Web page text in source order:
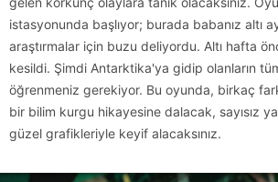
istasyonunda başlıyor; burada babanız altı
araştırmalar için buzu deliyordu. Altı hafta
kesildi. Şimdi Antarktika'ya gidip olanların
öğrenmeniz gerekiyor. Bu oyunda, birkaç
bir bilim kurgu hikayesine dalacak, sayısız
güzel grafikleriyle keyif alacaksınız.